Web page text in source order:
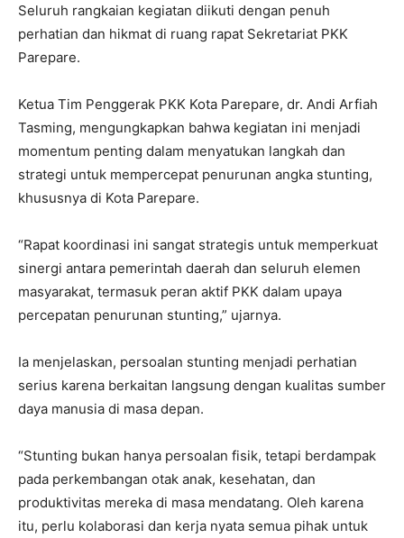
Seluruh rangkaian kegiatan diikuti dengan penuh
perhatian dan hikmat di ruang rapat Sekretariat PKK
Parepare.
Ketua Tim Penggerak PKK Kota Parepare, dr. Andi Arfiah
Tasming, mengungkapkan bahwa kegiatan ini menjadi
momentum penting dalam menyatukan langkah dan
strategi untuk mempercepat penurunan angka stunting,
khususnya di Kota Parepare.
“Rapat koordinasi ini sangat strategis untuk memperkuat
sinergi antara pemerintah daerah dan seluruh elemen
masyarakat, termasuk peran aktif PKK dalam upaya
percepatan penurunan stunting,” ujarnya.
Ia menjelaskan, persoalan stunting menjadi perhatian
serius karena berkaitan langsung dengan kualitas sumber
daya manusia di masa depan.
“Stunting bukan hanya persoalan fisik, tetapi berdampak
pada perkembangan otak anak, kesehatan, dan
produktivitas mereka di masa mendatang. Oleh karena
itu, perlu kolaborasi dan kerja nyata semua pihak untuk